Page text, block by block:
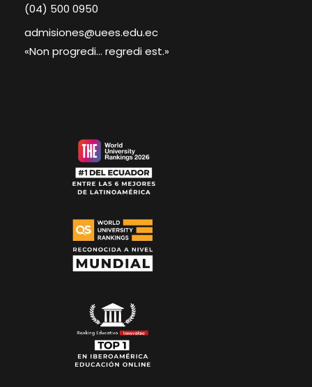
(04) 500 0950
admisiones@uees.edu.ec
«Non progredi... regredi est.»